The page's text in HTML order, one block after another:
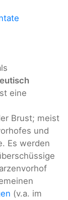
eine
Brust; meist
und
Es werden
(v.a. im